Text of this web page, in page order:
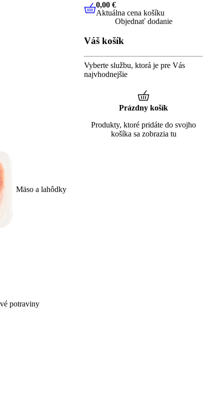
Mäso a lahôdky
potraviny
0,00 €Aktuálna cena košíku
0,00 €
Aktuálna cena košíku
Objednať dodanie
Váš košík
Vyberte službu, ktorá je pre Vás
najvhodnejšie
Prázdny košík
Produkty, ktoré pridáte do svojho
košíka sa zobrazia tu